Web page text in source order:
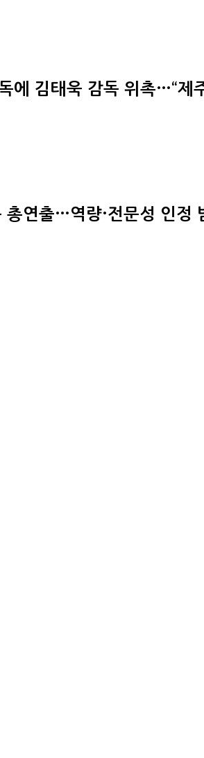
에 김태욱 감독 위촉…“제
연출…역량·전문성 인정